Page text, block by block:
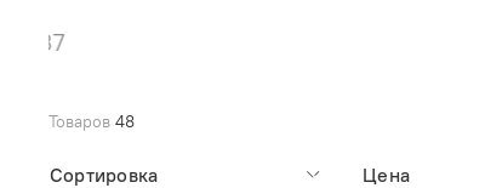
Товаров 48
Сортировка Цена